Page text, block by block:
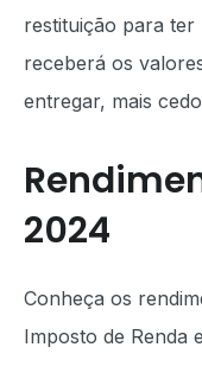
restituição para ter
receberá os
entregar, mais
2024
Conheça os
Imposto de Renda